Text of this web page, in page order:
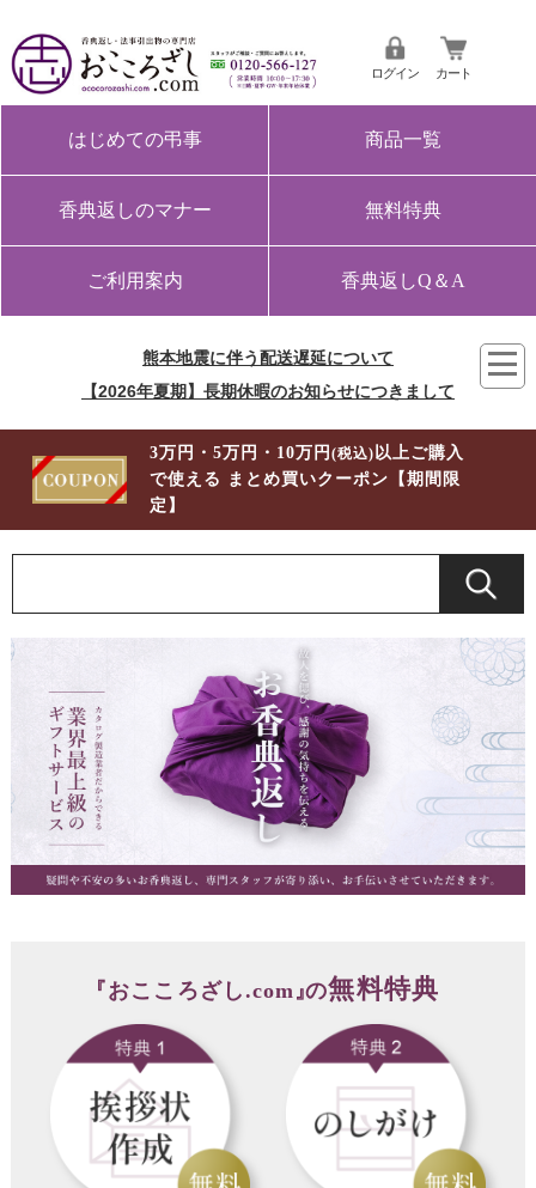
ログイン カート
はじめての弔事 商品一覧
香典返しのマナー 無料特典
ご利用案内 香典返しQ＆A
熊本地震に伴う配送遅延について
【2026年夏期】長期休暇のお知らせにつきまして
3万円・5万円・10万円(税込) 以上ご購入
で使える まとめ買いクーポン【期間限
定】
『おこころざし.com 』
の無料特典